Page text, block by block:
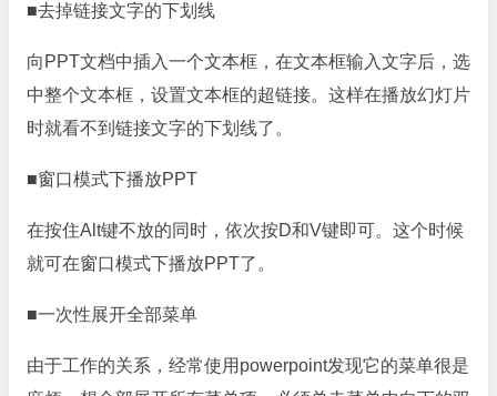
■去掉链接文字的下划线
向PPT文档中插入一个文本框，在文本框输入文字后，选
中整个文本框，设置文本框的超链接。这样在播放幻灯片
时就看不到链接文字的下划线了。
■窗口模式下播放PPT
在按住Alt键不放的同时，依次按D和V键即可。这个时候
就可在窗口模式下播放PPT了。
■一次性展开全部菜单
由于工作的关系，经常使用powerpoint发现它的菜单很是